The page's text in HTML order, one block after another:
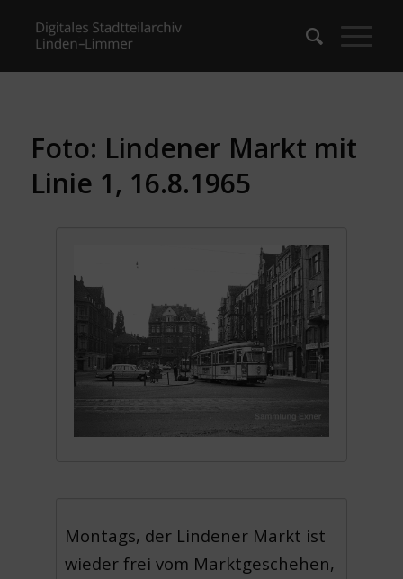
Foto: Lindener Markt mit
Linie 1, 16.8.1965
Montags, der Lindener Markt ist
wieder frei vom Marktgeschehen,